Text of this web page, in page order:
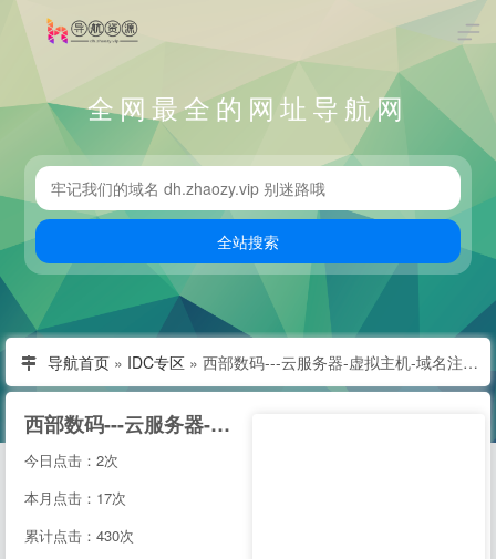
全网最全的网址导航网
导航首页 » IDC专区 » 西部数码---云服务器-虚拟主机-域名注册,20年知名云服务商！
西部数码---云服务器-虚拟主机-域名注册,20年知名云服务商！
今日点击：2次
本月点击：17次
累计点击：430次